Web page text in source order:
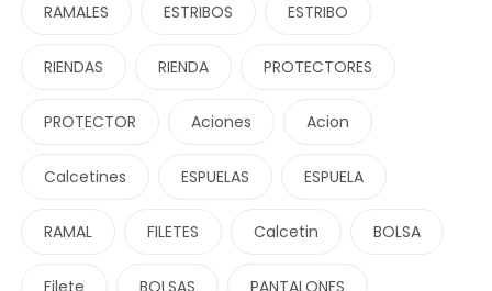
RAMALES ESTRIBOS ESTRIBO
RIENDAS RIENDA PROTECTORES
PROTECTOR Aciones Acion
Calcetines ESPUELAS ESPUELA
RAMAL FILETES Calcetin BOLSA
Filete BOLSAS PANTALONES